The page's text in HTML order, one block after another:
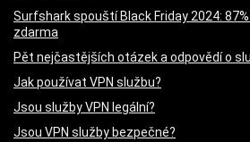
Surfshark spouští Black Friday 2024:
zdarma
Pět nejčastějších otázek a odpovědí o
Jak používat VPN službu?
Jsou služby VPN legální?
Jsou VPN služby bezpečné?